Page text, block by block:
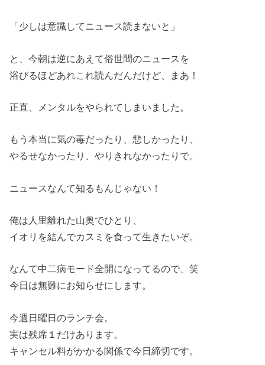
「少しは意識してニュース読まないと」
と、今朝は逆にあえて俗世間のニュースを
浴びるほどあれこれ読んだんだけど、まあ！
正直、メンタルをやられてしまいました。
もう本当に気の毒だったり、悲しかったり、
やるせなかったり、やりきれなかったりで。
ニュースなんて知るもんじゃない！
俺は人里離れた山奥でひとり、
イオリを結んでカスミを食って生きたいぞ。
なんて中二病モード全開になってるので、笑
今日は無難にお知らせにします。
今週日曜日のランチ会。
実は残席１だけあります。
キャンセル料がかかる関係で今日締切です。